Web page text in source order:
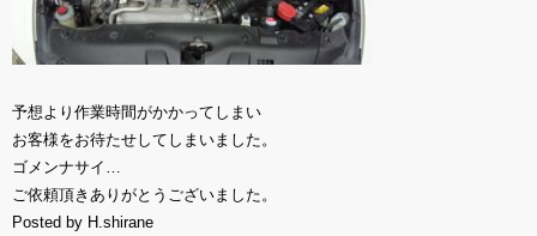
予想より作業時間がかかってしまい
お客様をお待たせしてしまいました。
ゴメンナサイ…
ご依頼頂きありがとうございました。
Posted by H.shirane